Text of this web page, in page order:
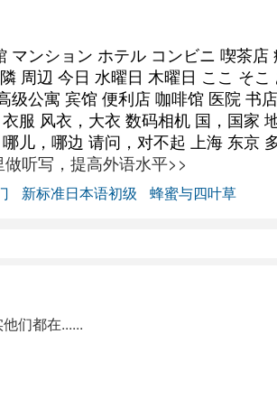
マンション ホテル コンビニ 喫茶
周辺 今日 水曜日 木曜日 ここ そ
级公寓 宾馆 便利店 咖啡馆 医院
服 风衣，大衣 数码相机 国，国家
儿，哪边 请问，对不起 上海 东京
听写，提高外语水平>>
新标准日本语初级 蜂蜜与四叶草
们都在......